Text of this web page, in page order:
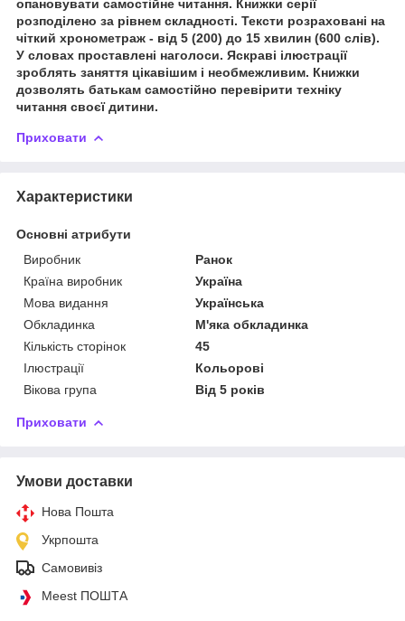
опановувати самостійне читання. Книжки серії
розподілено за рівнем складності. Тексти розраховані на
чіткий хронометраж - від 5 (200) до 15 хвилин (600 слів).
У словах проставлені наголоси. Яскраві ілюстрації
зроблять заняття цікавішим і необмежливим. Книжки
дозволять батькам самостійно перевірити техніку
читання своєї дитини.
Приховати
Характеристики
Основні атрибути
Виробник
Ранок
Країна виробник
Україна
Мова видання
Українська
Обкладинка
М'яка обкладинка
Кількість сторінок
45
Ілюстрації
Кольорові
Вікова група
Від 5 років
Приховати
Умови доставки
Нова Пошта
Укрпошта
Самовивіз
Meest ПОШТА